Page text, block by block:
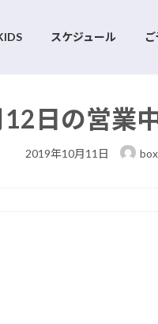
スケジュール
日の営業
最
終
2019年10月11日